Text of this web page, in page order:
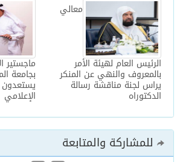
ماجستير
بجامعة
يستعدون
الإعلامي
معالي
الرئيس العام لهيئة الأمر
بالمعروف والنهي عن المنكر
يراس لجنة مناقشة رسالة
الدكتوراه
للمشاركة والمتابعة